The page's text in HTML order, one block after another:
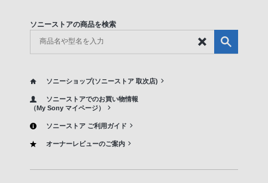
ソニーストアの商品を検索
ソニーショップ(ソニーストア 取次店)
ソニーストアでのお買い物情報
（My Sony マイページ）
ソニーストア ご利用ガイド
オーナーレビューのご案内